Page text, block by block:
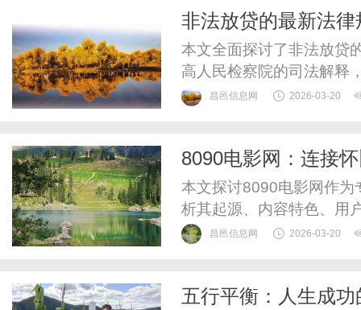
强调UPS在现代社会中的
非法放贷的最新法
本文全面探讨了非法放贷
高人民检察院的司法解释
击范围。文章分析了定罪
昌邑信息网 2026-03-20
8090电影网：连接
本文探讨8090电影网作
析其起源、内容特色、用
调其在怀旧与创新中的独
昌邑信息网 2026-03-20
五行平衡：人生成